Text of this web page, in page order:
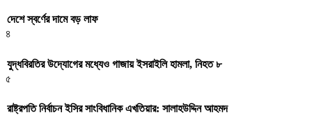
দেশে স্বর্ণের দামে বড় লাফ
৪
যুদ্ধবিরতির উদ্যোগের মধ্যেও গাজায় ইসরাইলি হামলা, নিহত ৮
৫
রাষ্ট্রপতি নির্বাচন ইসির সাংবিধানিক এখতিয়ার: সালাহউদ্দিন আহমদ